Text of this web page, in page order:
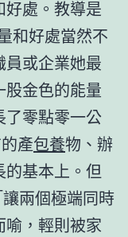
處。教導是
和好處當然不
或企業她最
金色的能量
了零點零一公
產包養物、辦
基本上。但
兩個極端同時
，輕則被家